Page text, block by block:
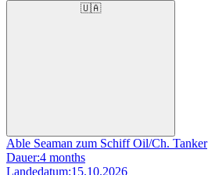
🇺🇦
Able Seaman zum Schiff Oil/Ch. Tanker
Dauer:4 months
Landedatum:15.10.2026